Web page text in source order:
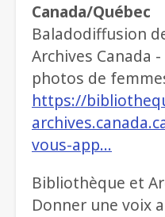
Canada/Québec
Baladodiffusion
Archives Canada
photos de
https://
vous-app…
Bibliothèque et
Donner une voix